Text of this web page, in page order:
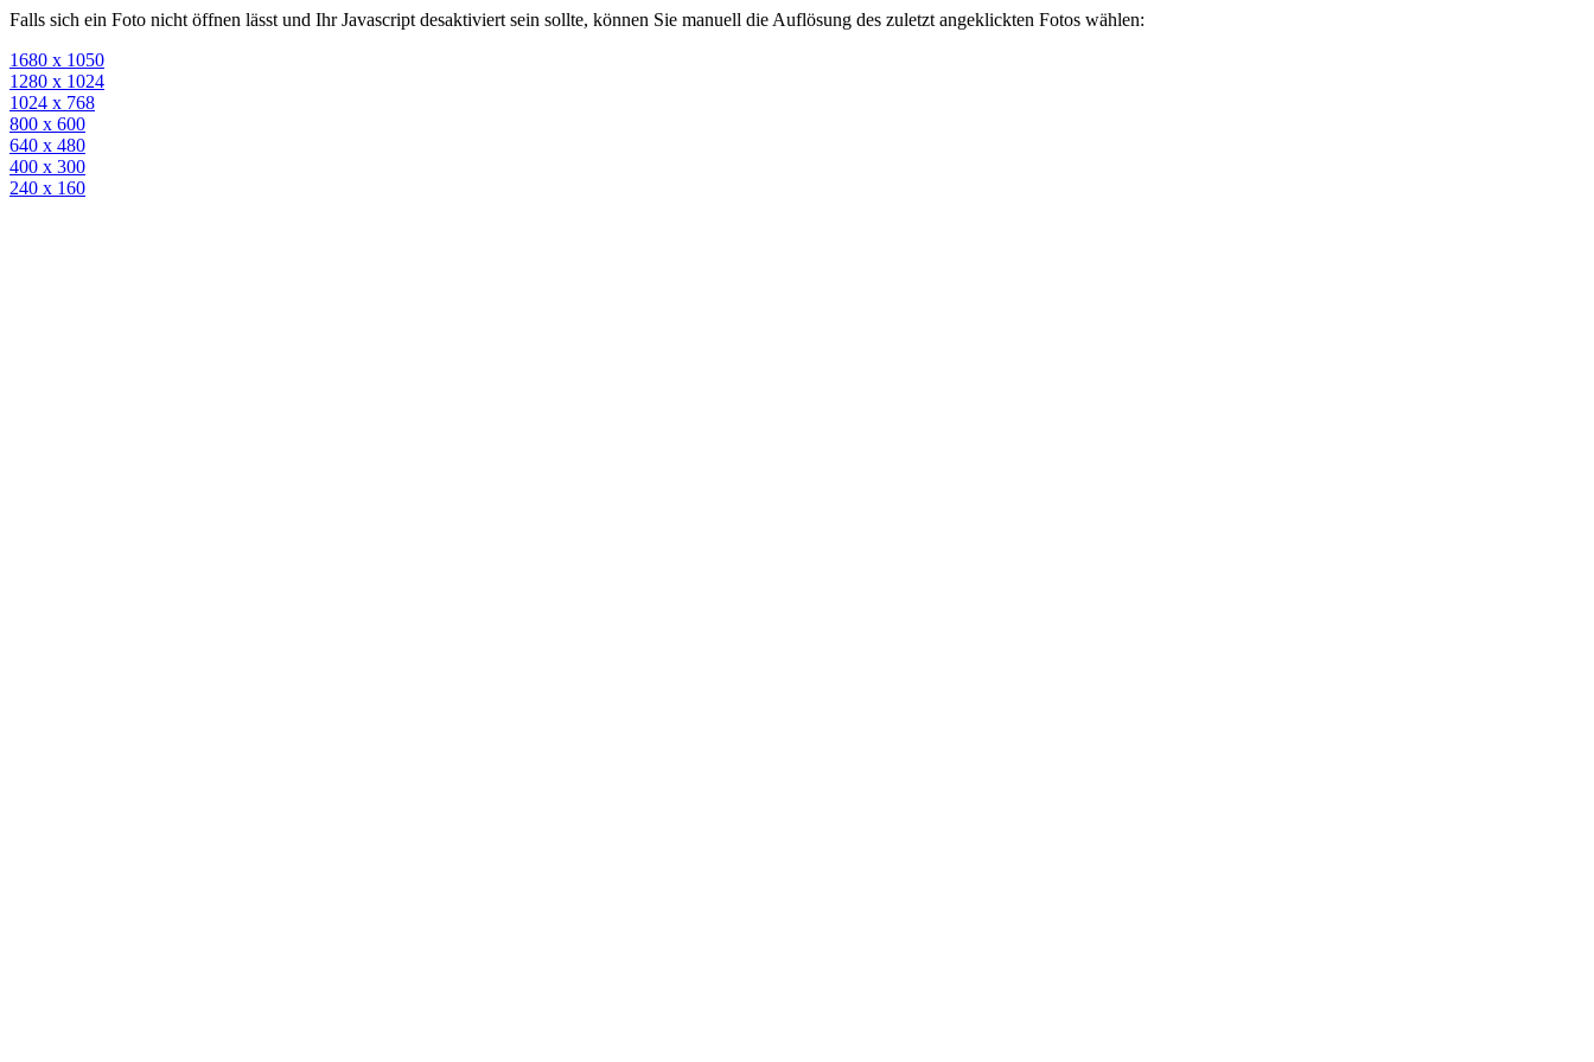
Falls sich ein Foto nicht öffnen lässt und Ihr Javascript desaktiviert sein sollte, können Sie manuell die Auflösung des zuletzt angeklickten Fotos wählen:
1680 x 1050
1280 x 1024
1024 x 768
800 x 600
640 x 480
400 x 300
240 x 160